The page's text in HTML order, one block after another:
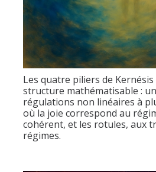
Les quatre piliers de
structure mathématisable :
régulations non linéaires à
où la joie correspond au
cohérent, et les rotules, aux
régimes.